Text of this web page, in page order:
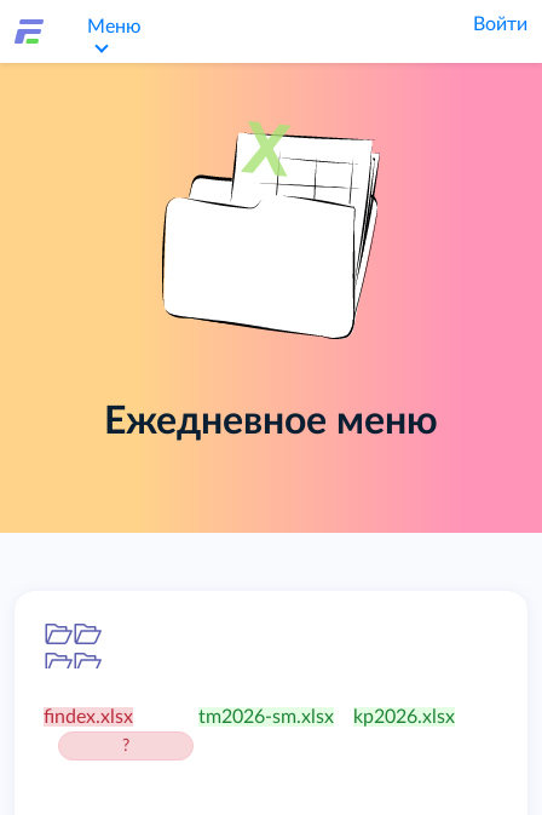
Меню Войти
Ежедневное меню
findex.xlsx
?
tm2026-sm.xlsx kp2026.xlsx